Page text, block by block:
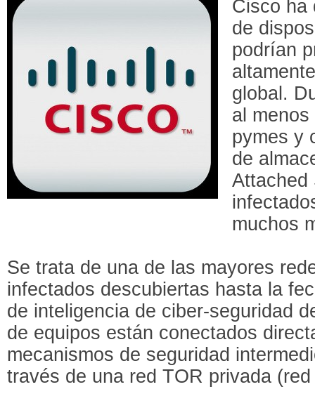
Cisco ha
de
podrían
global.
al
pymes y
de
Attached
muchos
Se trata de una de las mayores
infectados descubiertas hasta la
de inteligencia de ciber-seguridad
de equipos están conectados
mecanismos de seguridad
través de una red TOR privada